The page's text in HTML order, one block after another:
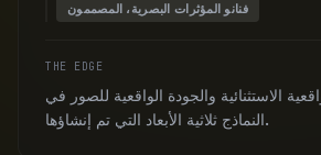
فنانو المؤثرات البصرية، المصممون
THE EDGE
الاستثنائية والجودة الواقعية للصور في
النماذج ثلاثية الأبعاد التي تم إنشاؤها.